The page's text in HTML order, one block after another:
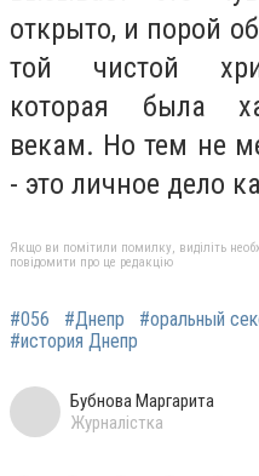
открыто, и порой
той чистой
которая была
векам. Но тем не
- это личное дело
Якщо ви помітили помилку, виділіть
повідомити про це редакцію
#056 #Днепр #оральный
#история Днепр
Бубнова Маргарита
Журналістка